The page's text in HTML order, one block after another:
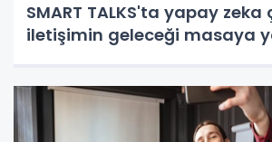
SMART TALKS'ta yapay zeka
iletişimin geleceği masaya